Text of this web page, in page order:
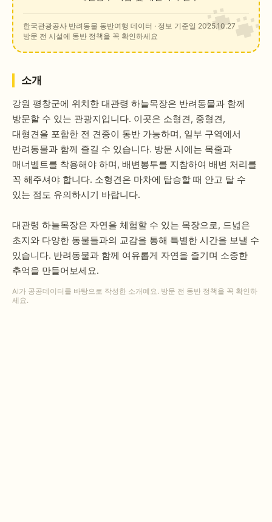
한국관광공사 반려동물 동반여행 데이터 · 정보 기준일 2025.10.27
방문 전 시설에 동반 정책을 꼭 확인하세요
소개
강원 평창군에 위치한 대관령 하늘목장은 반려동물과 함께
방문할 수 있는 관광지입니다. 이곳은 소형견, 중형견,
대형견을 포함한 전 견종이 동반 가능하며, 일부 구역에서
반려동물과 함께 즐길 수 있습니다. 방문 시에는 목줄과
매너벨트를 착용해야 하며, 배변봉투를 지참하여 배변 처리를
꼭 해주셔야 합니다. 소형견은 마차에 탑승할 때 안고 탈 수
있는 점도 유의하시기 바랍니다.
대관령 하늘목장은 자연을 체험할 수 있는 목장으로, 드넓은
초지와 다양한 동물들과의 교감을 통해 특별한 시간을 보낼 수
있습니다. 반려동물과 함께 여유롭게 자연을 즐기며 소중한
추억을 만들어보세요.
AI가 공공데이터를 바탕으로 작성한 소개예요. 방문 전 동반 정책을 꼭 확인하
세요.